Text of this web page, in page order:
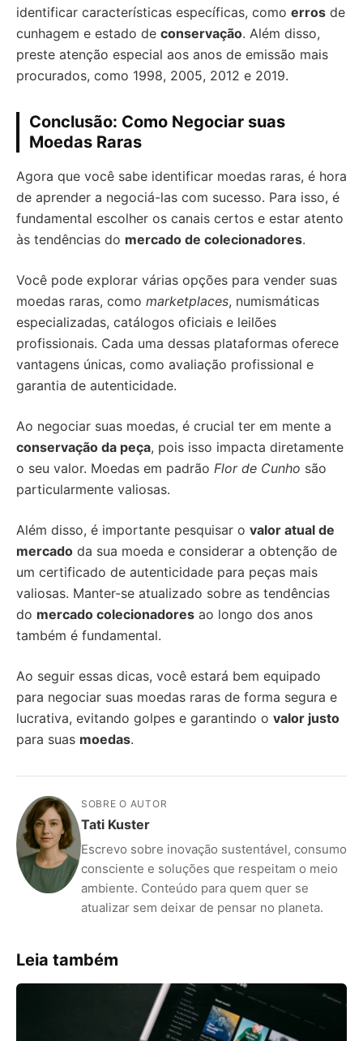
identificar características específicas, como erros de
cunhagem e estado de conservação. Além disso,
preste atenção especial aos anos de emissão mais
procurados, como 1998, 2005, 2012 e 2019.
Conclusão: Como Negociar suas
Moedas Raras
Agora que você sabe identificar moedas raras, é hora
de aprender a negociá-las com sucesso. Para isso, é
fundamental escolher os canais certos e estar atento
às tendências do mercado de colecionadores.
Você pode explorar várias opções para vender suas
moedas raras, como marketplaces, numismáticas
especializadas, catálogos oficiais e leilões
profissionais. Cada uma dessas plataformas oferece
vantagens únicas, como avaliação profissional e
garantia de autenticidade.
Ao negociar suas moedas, é crucial ter em mente a
conservação da peça, pois isso impacta diretamente
o seu valor. Moedas em padrão Flor de Cunho são
particularmente valiosas.
Além disso, é importante pesquisar o valor atual de
mercado da sua moeda e considerar a obtenção de
um certificado de autenticidade para peças mais
valiosas. Manter-se atualizado sobre as tendências
do mercado colecionadores ao longo dos anos
também é fundamental.
Ao seguir essas dicas, você estará bem equipado
para negociar suas moedas raras de forma segura e
lucrativa, evitando golpes e garantindo o valor justo
para suas moedas.
SOBRE O AUTOR
Tati Kuster
Escrevo sobre inovação sustentável, consumo
consciente e soluções que respeitam o meio
ambiente. Conteúdo para quem quer se
atualizar sem deixar de pensar no planeta.
Leia também